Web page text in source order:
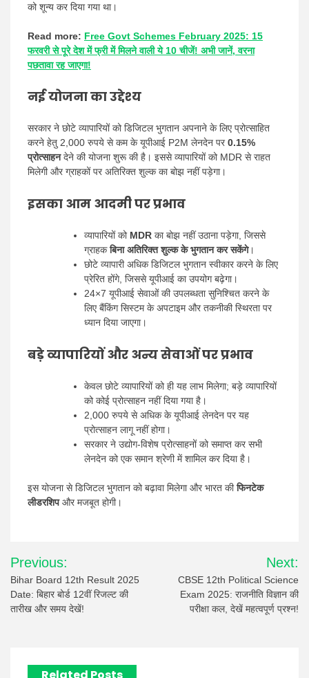
को शून्य कर दिया गया था।
Read more: Free Govt Schemes February 2025: 15
फरवरी से पूरे देश में फ्री में मिलने वाली ये 10 चीजें! अभी जानें, वरना
पछतावा रह जाएगा!
नई योजना का उद्देश्य
सरकार ने छोटे व्यापारियों को डिजिटल भुगतान अपनाने के लिए प्रोत्साहित
करने हेतु 2,000 रुपये से कम के यूपीआई P2M लेनदेन पर0.15%
प्रोत्साहनदेने की योजना शुरू की है। इससे व्यापारियों को MDR से राहत
मिलेगी और ग्राहकों पर अतिरिक्त शुल्क का बोझ नहीं पड़ेगा।
इसका आम आदमी पर प्रभाव
व्यापारियों को MDR का बोझ नहीं उठाना पड़ेगा, जिससे
ग्राहकबिना अतिरिक्त शुल्क के भुगतान कर सकेंगे।
छोटे व्यापारी अधिक डिजिटल भुगतान स्वीकार करने के लिए
प्रेरित होंगे, जिससे यूपीआई का उपयोग बढ़ेगा।
24×7 यूपीआई सेवाओं की उपलब्धता सुनिश्चित करने के
लिए बैंकिंग सिस्टम के अपटाइम और तकनीकी स्थिरता पर
ध्यान दिया जाएगा।
बड़े व्यापारियों और अन्य सेवाओं पर प्रभाव
केवल छोटे व्यापारियों को ही यह लाभ मिलेगा; बड़े व्यापारियों
को कोई प्रोत्साहन नहीं दिया गया है।
2,000 रुपये से अधिक के यूपीआई लेनदेन पर यह
प्रोत्साहन लागू नहीं होगा।
सरकार ने उद्योग-विशेष प्रोत्साहनों को समाप्त कर सभी
लेनदेन को एक समान श्रेणी में शामिल कर दिया है।
इस योजना से डिजिटल भुगतान को बढ़ावा मिलेगा और भारत कीफिनटेक
लीडरशिपऔर मजबूत होगी।
Post
navigation
Previous:
Bihar Board 12th Result 2025
Date: बिहार बोर्ड 12वीं रिजल्ट की
तारीख और समय देखें!
Next:
CBSE 12th Political Science
Exam 2025: राजनीति विज्ञान की
परीक्षा कल, देखें महत्वपूर्ण प्रश्न!